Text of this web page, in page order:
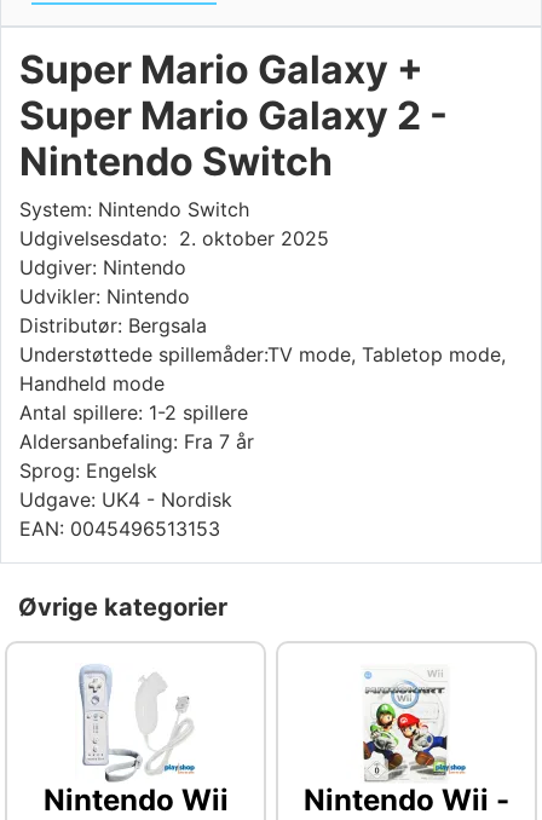
Super Mario Galaxy +
Super Mario Galaxy 2 -
Nintendo Switch
System: Nintendo Switch
Udgivelsesdato: 2. oktober 2025
Udgiver: Nintendo
Udvikler: Nintendo
Distributør: Bergsala
Understøttede spillemåder:TV mode, Tabletop mode,
Handheld mode
Antal spillere: 1-2 spillere
Aldersanbefaling: Fra 7 år
Sprog: Engelsk
Udgave: UK4 - Nordisk
EAN: 0045496513153
Øvrige kategorier
Nintendo Wii
Nintendo Wii -